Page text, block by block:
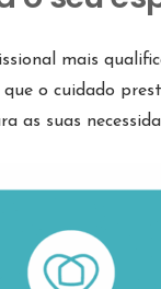
mais
o cuidado
as suas